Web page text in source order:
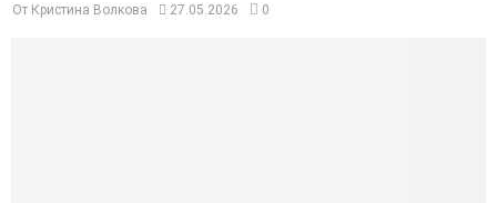
От Кристина Волкова 27.05.2026 0